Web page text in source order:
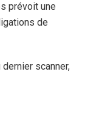
prévoit une
de
scanner,